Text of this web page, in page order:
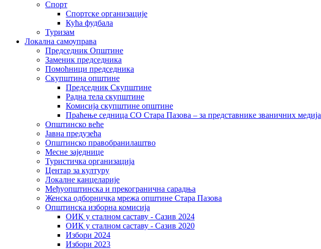
Спорт
Спортске организације
Кућа фудбала
Туризам
Локална самоуправа
Председник Општине
Заменик председника
Помоћници председника
Скупштина општине
Председник Скупштине
Радна тела скупштине
Комисија скупштине општине
Праћење седница СО Стара Пазова – за представнике званичних медија
Општинско веће
Јавна предузећа
Општинско правобранилаштво
Месне заједнице
Туристичка организација
Центaр за културу
Локалне канцеларије
Међуопштинска и прекогранична сарадња
Женска одборничка мрежа општине Стара Пазова
Општинска изборна комисија
ОИК у сталном саставу - Сазив 2024
ОИК у сталном саставу - Сазив 2020
Избори 2024
Избори 2023